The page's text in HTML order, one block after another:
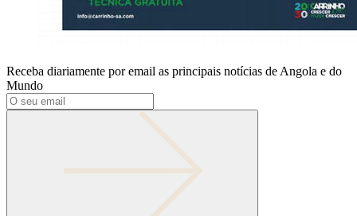
Receba diariamente por email as principais notícias de Angola e do
Mundo